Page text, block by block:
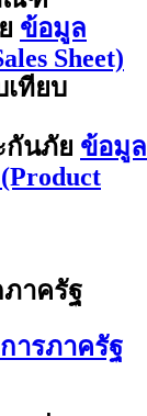
ข้อมูล
Sheet)
เทียบ
กันภัย ข้อมูล
าครัฐ
ารภาครัฐ